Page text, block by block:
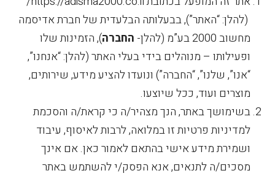
(להלן: “האתר”), בבעלותה הבלעדית של חברת אדיסמה
מחשוב 2000 בע”מ (להלן-
החברה), הזמינות שלו
ופעילותו – מנוהלים בידי בעלי האתר (להלן: “אנחנו”,
“אנו”, שלנו”, “החברה”) ונועדו להציע מידע, שירותים,
מוצרים ועוד, ככל שיוצעו.
בשימושך באתר, הנך מצהיר/ה כי קראת/ה והסכמת
למדיניות פרטיות זו במלואה, לרבות לאיסוף, עיבוד
ושמירת מידע אישי בהתאם לאמור כאן. אם אינך
מסכים/ה לתנאים, אנא הפסק/י להשתמש באתר